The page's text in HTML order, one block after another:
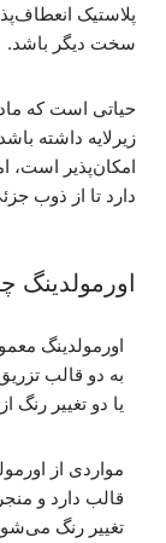
سخت دیگر باشد.
حیاتی است که
زیرلایه داشته
امکان‌پذیر است،
دارد تا از ذوب
اورمولدینگ
اورمولدینگ
به دو قالب
یا دو تغییر
مواردی از
قالب دارد و
تغییر رنگ